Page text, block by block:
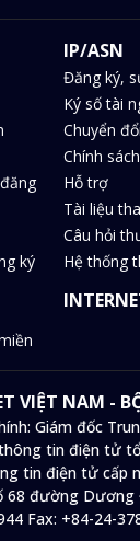
ký
IP/ASN
Đăng ký,
Ký số tài
Chuyển
Chính
Hỗ trợ
Tài liệu
Câu hỏi
Hệ thống
VIỆT NAM -
Giám đốc
tin điện tử
tin điện tử cấp
68 đường
Fax: +84-24-